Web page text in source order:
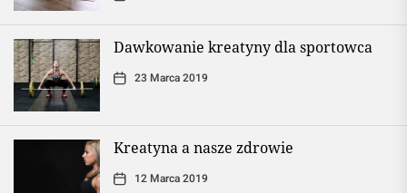
Dawkowanie kreatyny dla sportowca
23 Marca 2019
Kreatyna a nasze zdrowie
12 Marca 2019